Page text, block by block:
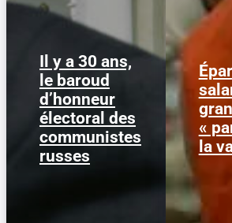
Il y a 30 ans,
le baroud
d’honneur
électoral des
communistes
russes
Guennadi Ziouganov
salue la foule lors de sa
campagne à Kirov, en
Russie, le 14 mai 1996.
(Photo...
«
la
de